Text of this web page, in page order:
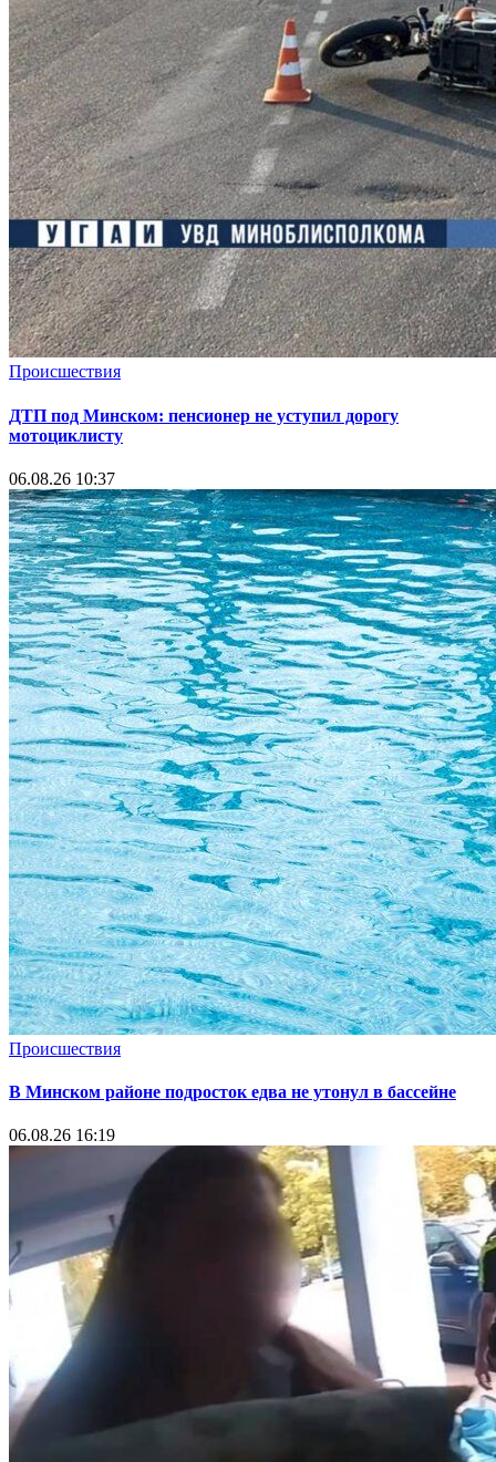
Происшествия
ДТП под Минском: пенсионер не уступил дорогу
мотоциклисту
06.08.26 10:37
Происшествия
В Минском районе подросток едва не утонул в бассейне
06.08.26 16:19